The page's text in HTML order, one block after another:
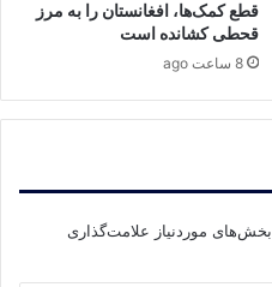
قطع کمک‌ها، افغانستان را به مرز
قحطی کشانده است
8 ساعت ago
بخش‌های موردنیاز علامت‌گذاری